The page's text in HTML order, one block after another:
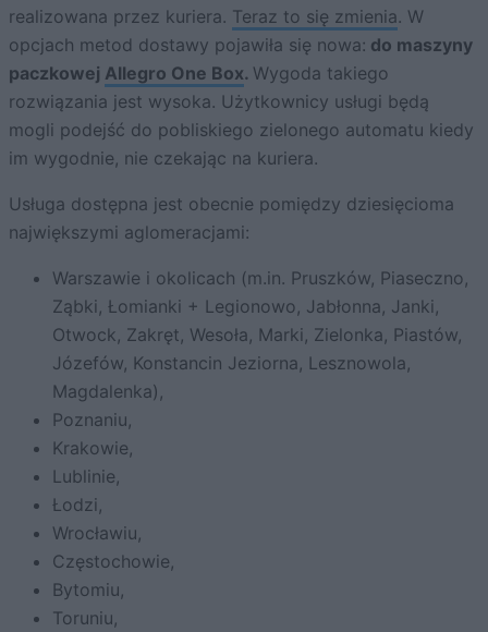
realizowana przez kuriera. Teraz to się zmienia. W
opcjach metod dostawy pojawiła się nowa: do maszyny
paczkowej Allegro One Box. Wygoda takiego
rozwiązania jest wysoka. Użytkownicy usługi będą
mogli podejść do pobliskiego zielonego automatu kiedy
im wygodnie, nie czekając na kuriera.
Usługa dostępna jest obecnie pomiędzy dziesięcioma
największymi aglomeracjami:
Warszawie i okolicach (m.in. Pruszków, Piaseczno,
Ząbki, Łomianki + Legionowo, Jabłonna, Janki,
Otwock, Zakręt, Wesoła, Marki, Zielonka, Piastów,
Józefów, Konstancin Jeziorna, Lesznowola,
Magdalenka),
Poznaniu,
Krakowie,
Lublinie,
Łodzi,
Wrocławiu,
Częstochowie,
Bytomiu,
Toruniu,